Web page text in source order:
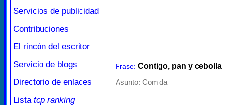
Servicios de publicidad
Contribuciones
El rincón del escritor
Servicio de blogs
Directorio de enlaces
Lista top ranking
Frase: Contigo, pan y cebolla
Asunto: Comida